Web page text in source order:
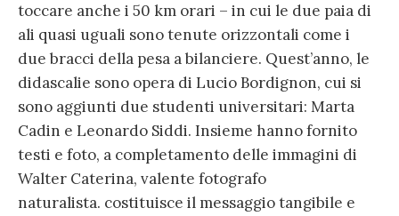
toccare anche i 50 km orari – in cui le due paia di
ali quasi uguali sono tenute orizzontali come i
due bracci della pesa a bilanciere. Quest’anno, le
didascalie sono opera di Lucio Bordignon, cui si
sono aggiunti due studenti universitari: Marta
Cadin e Leonardo Siddi. Insieme hanno fornito
testi e foto, a completamento delle immagini di
Walter Caterina, valente fotografo
naturalista. costituisce il messaggio tangibile e